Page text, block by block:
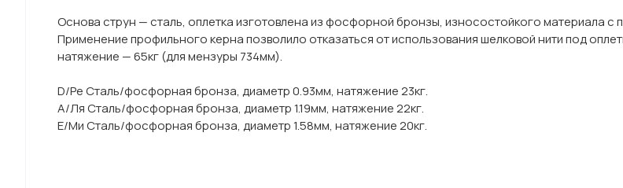
Основа струн — сталь, оплетка изготовлена из фосфорной бронзы, износостойкого материала
Применение профильного керна позволило отказаться от использования шелковой нити под
натяжение — 65кг (для мензуры 734мм).
D/Ре Сталь/фосфорная бронза, диаметр 0.93мм, натяжение 23кг.
А/Ля Сталь/фосфорная бронза, диаметр 1.19мм, натяжение 22кг.
Е/Ми Сталь/фосфорная бронза, диаметр 1.58мм, натяжение 20кг.